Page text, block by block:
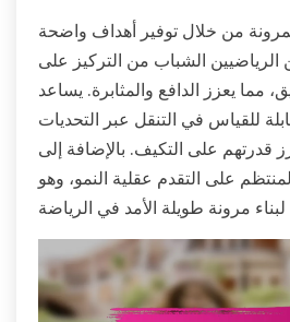
من خلال توفير أهداف واضحة
الشباب من التركيز على
مما يعزز الدافع والمثابرة. يساعد
للقياس في التنقل عبر التحديات
قدرتهم على التكيف. بالإضافة إلى
على التقدم عقلية النمو، وهو